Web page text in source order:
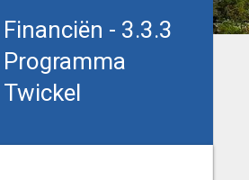
Financiën - 3.3.3
Programma
Twickel